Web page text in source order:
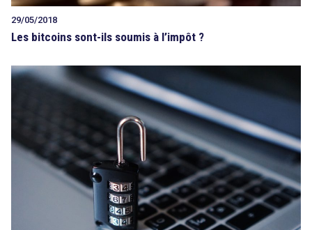
29/05/2018
Les bitcoins sont-ils soumis à l’impôt ?